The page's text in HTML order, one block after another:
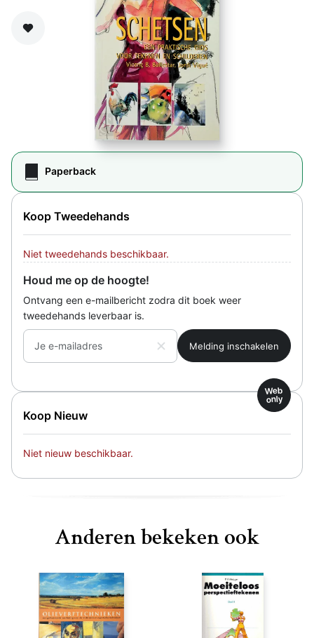
Zet op verlanglijst
Paperback
Koop Tweedehands
Niet tweedehands beschikbaar.
Houd me op de hoogte!
Ontvang een e-mailbericht zodra dit boek weer
tweedehands leverbaar is.
Je e-mailadres
Koop Nieuw
Web
only
Niet nieuw beschikbaar.
Anderen bekeken ook